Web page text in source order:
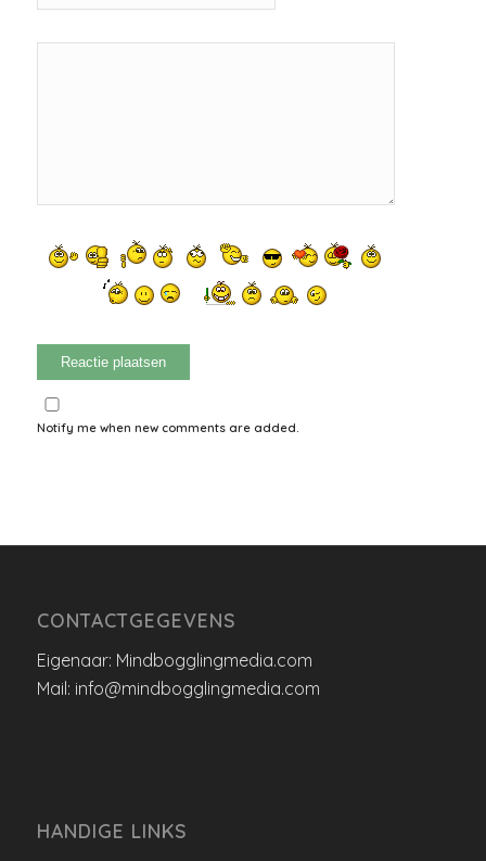
Notify me when new comments are added.
CONTACTGEGEVENS
Eigenaar: Mindbogglingmedia.com
Mail: info@mindbogglingmedia.com
HANDIGE LINKS